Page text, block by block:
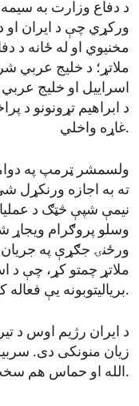
د دفاع وزارت به سیمه
ورکړي چې د ایران او د
مخنیوي او له ځانه د
ملاتړ؛ د خلیج عربي
اسراییل او خلیج عربي
د ابراهیم تړونونو د
غاړه واخلي.
ولسمشر ټرمپ په
ته به اجازه ورنکړل
نیمې شپې څټګ د
ورځنۍ جګړې په جریان
ملاتړ چمتو کړ، چې د
بریالیتوبونه یې فعاله کړل.
د ایران رژیم اوس د
زیان منونکی دی.
الله او حماس هم سخت کمزوري کړي دي.